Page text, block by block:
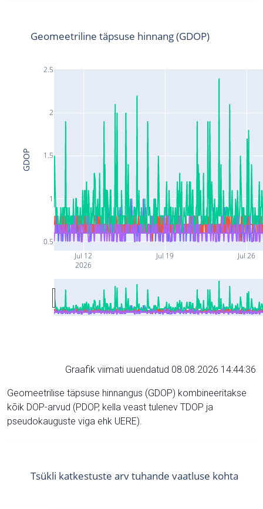
Jul 12
2026
Jul 19 Jul 26
0.5
1
1.5
2
2.5
Geomeetriline täpsuse hinnang (GDOP)
GDOP
Graafik viimati uuendatud 08.08.2026 14:44:36
Geomeetrilise täpsuse hinnangus (GDOP) kombineeritakse
kõik DOP-arvud (PDOP, kella veast tulenev TDOP ja
pseudokauguste viga ehk UERE).
Tsükli katkestuste arv tuhande vaatluse kohta